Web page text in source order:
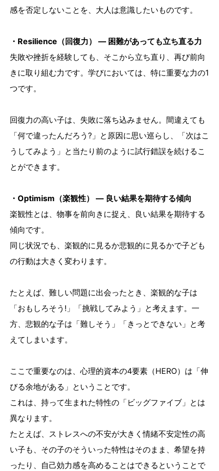
感を否定しないことを、大人は意識したいものです。
・Resilience（回復力） ― 困難があっても立ち直る力
失敗や挫折を経験しても、そこから立ち直り、再び前向
きに取り組む力です。学びにおいては、特に重要な力の1
つです。
回復力の高い子は、失敗に落ち込みません。間違えても
「何で違ったんだろう?」と原因に思い巡らし、「次はこ
うしてみよう」と当たり前のように試行錯誤を続けるこ
とができます。
・Optimism（楽観性） ― 良い結果を期待する傾向
楽観性とは、物事を前向きに捉え、良い結果を期待する
傾向です。
同じ状況でも、楽観的に見るか悲観的に見るかで子ども
の行動は大きく変わります。
たとえば、難しい問題に出会ったとき、楽観的な子は
「おもしろそう!」「挑戦してみよう」と考えます。一
方、悲観的な子は「難しそう」「きっとできない」と考
えてしまいます。
ここで重要なのは、心理的資本の4要素（HERO）は「伸
びる余地がある」ということです。
これは、持って生まれた特性の「ビッグファイブ」とは
異なります。
たとえば、ストレスへの不安が大きく情緒不安定性の高
い子も、その子のそういった特性はそのまま、希望を持
ったり、自己効力感を高めることはできるということで